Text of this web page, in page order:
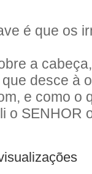
é que os
a
desce à
e como o
o SENHOR